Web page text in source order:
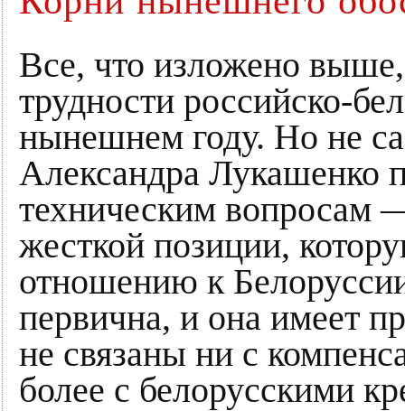
Все, что изложено выше,
трудности российско-
нынешнем году. Но не
Александра Лукашенко
техническим вопросам
жесткой позиции,
отношению к
первична, и она имеет
не связаны ни с
более с белорусскими